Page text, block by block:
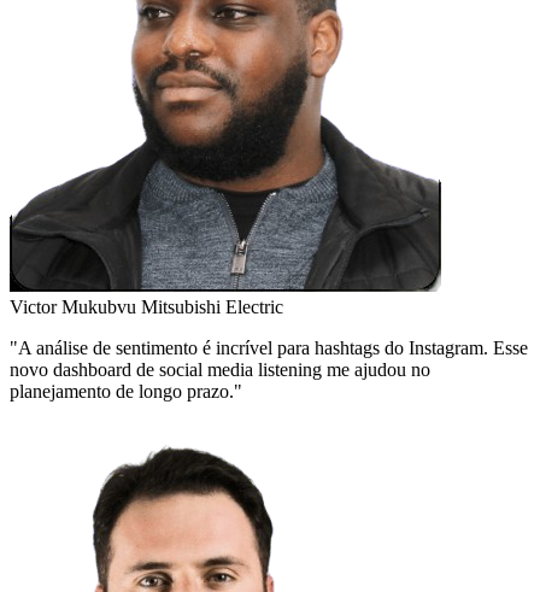
Victor Mukubvu Mitsubishi Electric
"A análise de sentimento é incrível para hashtags do Instagram. Esse
novo dashboard de social media listening me ajudou no
planejamento de longo prazo."